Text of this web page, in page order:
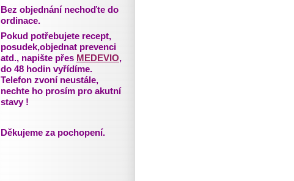
Bez objednání nechoďte do
ordinace.
Pokud potřebujete recept,
posudek,objednat prevenci
atd., napište přes MEDEVIO,
do 48 hodin vyřídíme.
Telefon zvoní neustále,
nechte ho prosím pro akutní
stavy !
Děkujeme za pochopení.